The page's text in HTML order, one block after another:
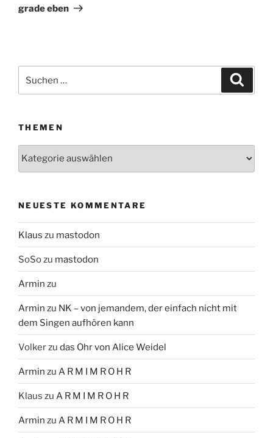
grade eben
nach:
THEMEN
Themen
NEUESTE KOMMENTARE
Klaus zu mastodon
SoSozu mastodon
Armin zu
Armin zu NK – von jemandem, der einfach nicht mit
dem Singen aufhören kann
Volkerzu das Ohr von Alice Weidel
Armin zu A R M I M R O H R
Klaus zu A R M I M R O H R
Armin zu A R M I M R O H R